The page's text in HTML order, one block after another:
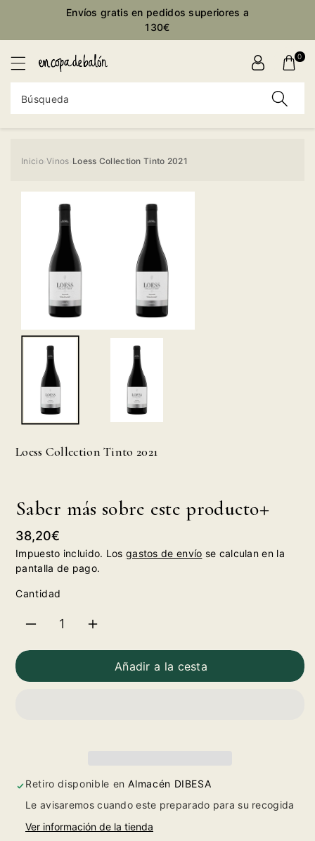
Envíos gratis en pedidos superiores a
130€
Búsqueda
0
Inicio›Vinos Loess Collection Tinto 2021
Loess Collection Tinto 2021
Saber más sobre este producto
Precio
habitual
38,20€
Impuesto incluido. Los gastos de envío se calculan en la
pantalla de pago.
Cantidad
Tinto
2021
cantidad
Tinto
2021
Añadir a la cesta
Retiro disponible enAlmacén DIBESA
Le avisaremos cuando este preparado para su recogida
Ver información de la tienda